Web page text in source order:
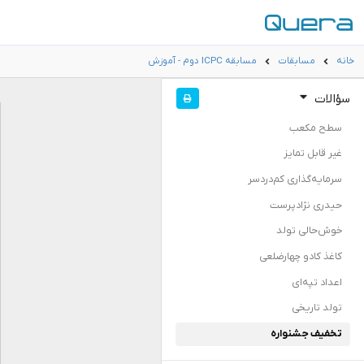
خانه مسابقات مسابقه ICPC دوم - آموزش
سؤالات
سطح مکعب
غیر قابل تمایز
سرمایه‌گذاری کم‌دردسر
حیدری نژادپرست
خوش‌حالی تولد
کاغذ کادو چهارضلعی
اعداد تپه‌ای
تولد تاریخی
تخفیف جشنواره